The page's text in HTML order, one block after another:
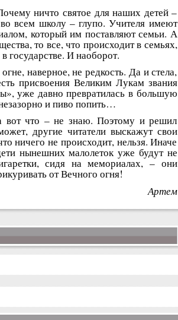
ничто святое для наших детей –
всем школу – глупо. Учителя имеют
который им поставляют семьи. А
то все, что происходит в семьях,
государстве. И наоборот.
наверное, не редкость. Да и стела,
присвоения Великим Лукам звания
уже давно превратилась в большую
и пиво попить…
вот что – не знаю. Поэтому и решил
другие читатели выскажут свои
ничего не происходит, нельзя. Иначе
нынешних малолеток уже будут не
сидя на мемориалах, – они
от Вечного огня!
Артем